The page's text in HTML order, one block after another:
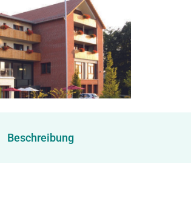
Beschreibung